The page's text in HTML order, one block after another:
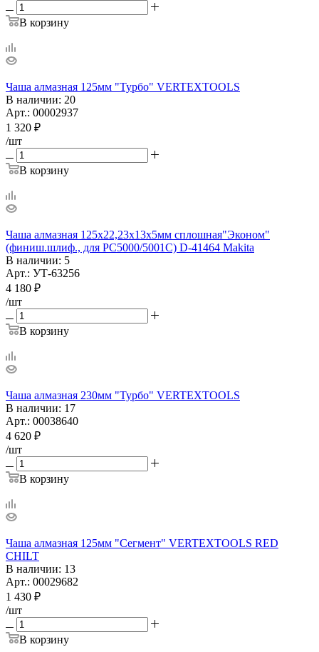
В корзину
Чаша алмазная 125мм "Турбо" VERTEXTOOLS
В наличии: 20
Арт.: 00002937
1 320 ₽
/шт
В корзину
Чаша алмазная 125х22,23х13х5мм сплошная"Эконом"
(финиш.шлиф., для PC5000/5001C) D-41464 Makita
В наличии: 5
Арт.: УТ-63256
4 180 ₽
/шт
В корзину
Чаша алмазная 230мм "Турбо" VERTEXTOOLS
В наличии: 17
Арт.: 00038640
4 620 ₽
/шт
В корзину
Чаша алмазная 125мм "Сегмент" VERTEXTOOLS RED
CHILT
В наличии: 13
Арт.: 00029682
1 430 ₽
/шт
В корзину